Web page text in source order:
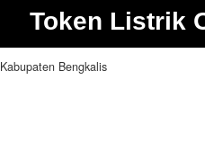
Token Listrik
Kabupaten Bengkalis